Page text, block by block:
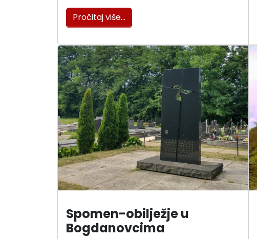
Pročitaj više…
Spomen-obilježje u
Bogdanovcima